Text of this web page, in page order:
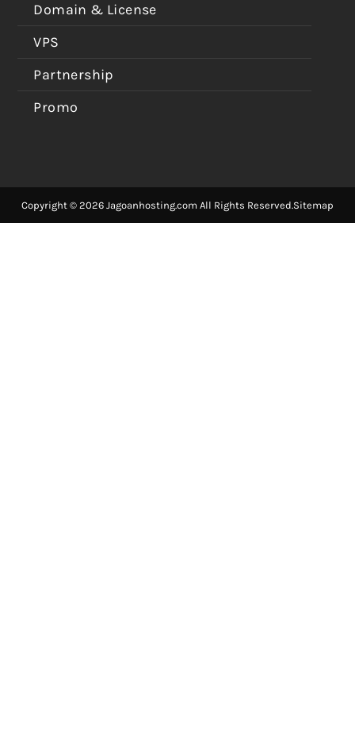
Domain & License
VPS
Partnership
Promo
Copyright © 2026 Jagoanhosting.com All Rights Reserved.Sitemap